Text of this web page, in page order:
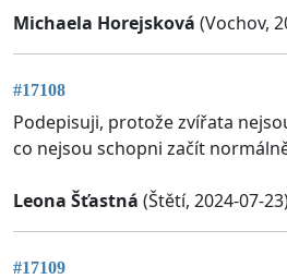
Michaela Horejsková (Vochov,
#17108
Podepisuji, protože zvířata
co nejsou schopni začít
Leona Šťastná (Štětí, 2024-07-
#17109